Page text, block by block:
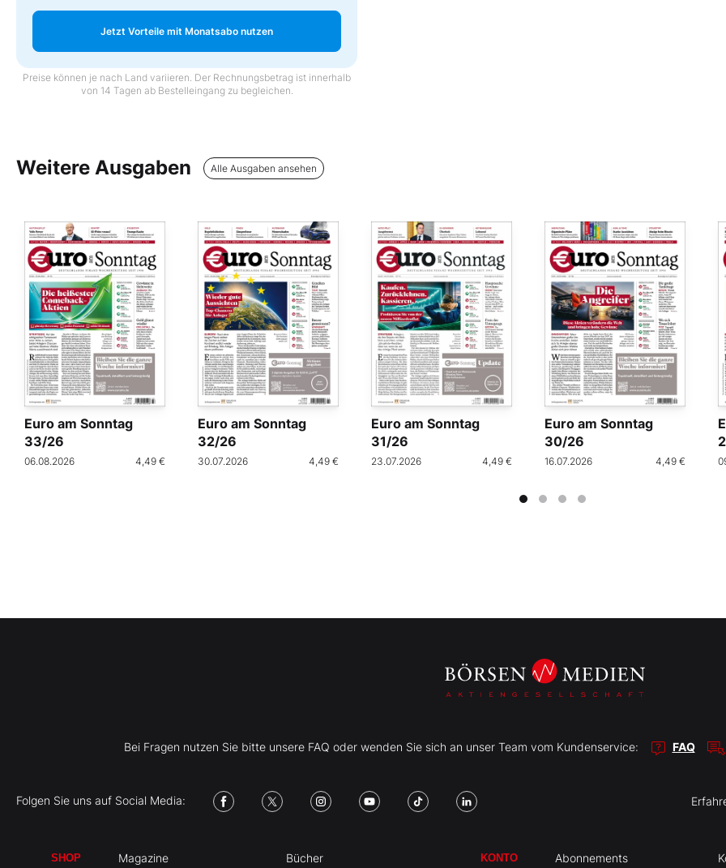
Jetzt Vorteile mit Monatsabo nutzen
Preise können je nach Land variieren. Der Rechnungsbetrag ist innerhalb
von 14 Tagen ab Bestelleingang zu begleichen.
Weitere Ausgaben Alle Ausgaben ansehen
Euro am Sonntag
33/26
06.08.2026 4,49 €
Euro am Sonntag
32/26
30.07.2026 4,49 €
Euro am Sonntag
31/26
23.07.2026 4,49 €
Euro am Sonntag
30/26
16.07.2026 4,49 €
Bei Fragen nutzen Sie bitte unsere FAQ oder wenden Sie sich an unser Team vom Kundenservice: FAQ
Folgen Sie uns auf Social Media:
SHOP Magazine Bücher KONTO Abonnements